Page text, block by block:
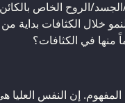
الروح الخاص
خلال الكثافات بداية
منها في الكثافات؟
إن النفس